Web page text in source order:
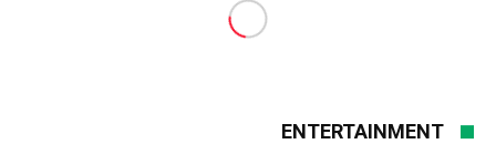
ENTERTAINMENT